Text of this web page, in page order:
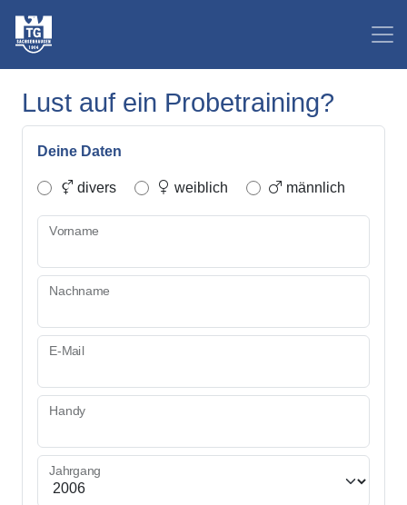
Lust auf ein Probetraining?
Deine Daten
divers weiblich männlich
Vorname
Nachname
E-Mail
Handy
Jahrgang